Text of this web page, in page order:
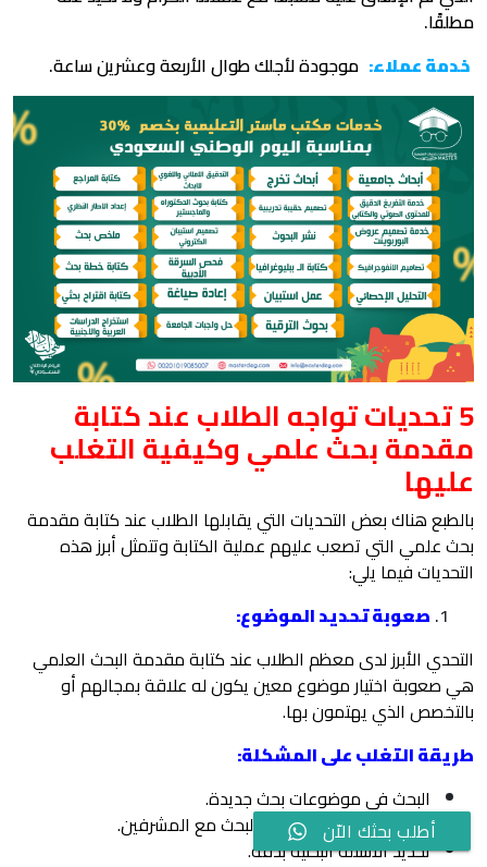
مطلقًا.
خدمة عملاء: موجودة لأجلك طوال الأربعة وعشرين ساعة.
5 تحديات تواجه الطلاب عند كتابة
مقدمة بحث علمي وكيفية التغلب
عليها
بالطبع هناك بعض التحديات التي يقابلها الطلاب عند كتابة مقدمة
بحث علمي التي تصعب عليهم عملية الكتابة وتتمثل أبرز هذه
التحديات فيما يلي:
صعوبة تحديد الموضوع:
التحدي الأبرز لدى معظم الطلاب عند كتابة مقدمة البحث العلمي
هي صعوبة اختيار موضوع معين يكون له علاقة بمجالهم أو
بالتخصص الذي يهتمون بها.
طريقة التغلب على المشكلة:
البحث في موضوعات بحث جديدة.
مناقشة الأفكار الخاصة بالبحث مع المشرفين.
تحديد الأسئلة البحثية بدقة.
أطلب بحثك الاّن